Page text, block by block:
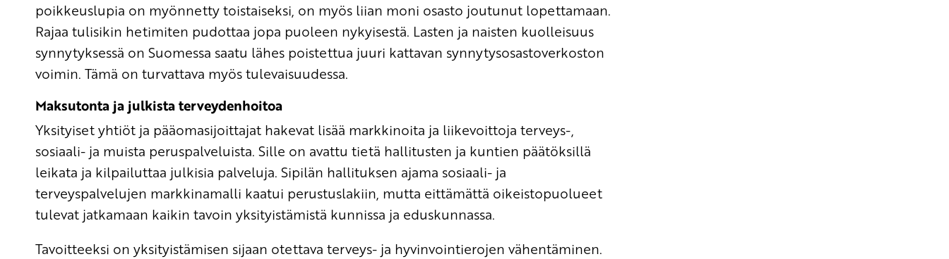
poikkeuslupia on myönnetty toistaiseksi, on myös liian moni osasto joutunut lopettamaan.
Rajaa tulisikin hetimiten pudottaa jopa puoleen nykyisestä. Lasten ja naisten kuolleisuus
synnytyksessä on Suomessa saatu lähes poistettua juuri kattavan synnytysosastoverkoston
voimin. Tämä on turvattava myös tulevaisuudessa.
Maksutonta ja julkista terveydenhoitoa
Yksityiset yhtiöt ja pääomasijoittajat hakevat lisää markkinoita ja liikevoittoja terveys-,
sosiaali- ja muista peruspalveluista. Sille on avattu tietä hallitusten ja kuntien päätöksillä
leikata ja kilpailuttaa julkisia palveluja. Sipilän hallituksen ajama sosiaali- ja
terveyspalvelujen markkinamalli kaatui perustuslakiin, mutta eittämättä oikeistopuolueet
tulevat jatkamaan kaikin tavoin yksityistämistä kunnissa ja eduskunnassa.
Tavoitteeksi on yksityistämisen sijaan otettava terveys- ja hyvinvointierojen vähentäminen.